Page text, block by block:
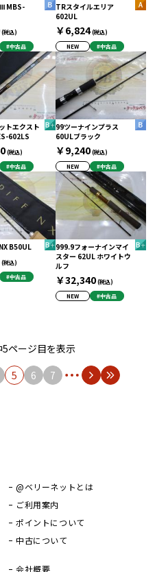
MBS-
(税込)
#中古品
TRスタイルエリア
602UL
￥6,824(税込)
NEW
#中古品
トエクスト
602LS
(税込)
#中古品
99ツーナインプラス
60ULブラック
￥9,240(税込)
NEW
#中古品
B50UL
(税込)
#中古品
999.9フォーナインマイ
スター 62UL ホワイトウ
ルフ
￥32,340(税込)
NEW
#中古品
ページ目を表示
5 6 7
@ベリーネットとは
ご利用案内
ポイントについて
中古について
会社概要